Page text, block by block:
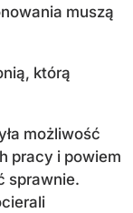
muszą
którą
możliwość
pracy i powiem
sprawnie.